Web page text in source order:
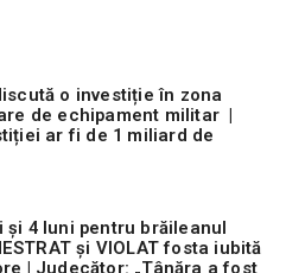
o investiție în zona
de echipament militar |
ar fi de 1 miliard de
și 4 luni pentru brăileanul
și VIOLAT fosta iubită
| Judecător: „Tânăra a fost